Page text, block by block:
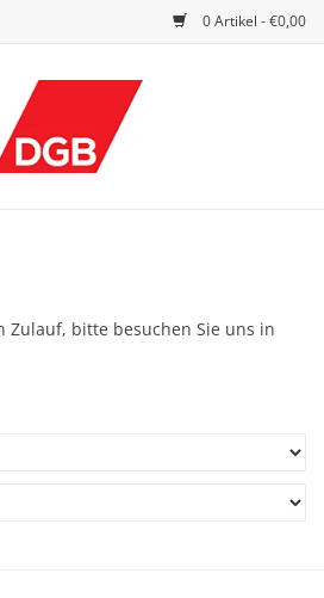
0 Artikel - €0,00
Zulauf, bitte besuchen Sie uns in